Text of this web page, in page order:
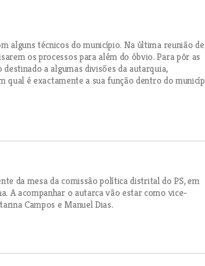
alguns técnicos do município. Na última reunião de
os processos para além do óbvio. Para pôr as
a algumas divisões da autarquia,
qual é exactamente a sua função dentro do
da mesa da comissão política distrital do PS, em
A acompanhar o autarca vão estar como vice-
Campos e Manuel Dias.